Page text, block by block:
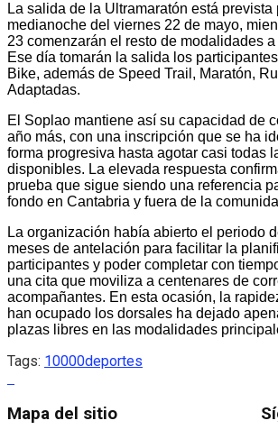
La salida de la Ultramaratón está prevista
medianoche del viernes 22 de mayo,
23 comenzarán el resto de modalidades
Ese día tomarán la salida los
Bike, además de Speed Trail, Maratón,
Adaptadas.
El Soplao mantiene así su capacidad de
año más, con una inscripción que se ha
forma progresiva hasta agotar casi todas
disponibles. La elevada respuesta
prueba que sigue siendo una referencia
fondo en Cantabria y fuera de la
La organización había abierto el periodo
meses de antelación para facilitar la
participantes y poder completar con
una cita que moviliza a centenares de
acompañantes. En esta ocasión, la
han ocupado los dorsales ha dejado
plazas libres en las modalidades
Tags: 10000deportes
Mapa del sitio